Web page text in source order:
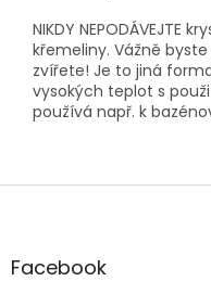
NIKDY NEPODÁVEJTE
křemeliny. Vážně
zvířete! Je to jiná
vysokých teplot s
používá např. k
Z
aFacebook